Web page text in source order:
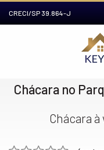
CRECI/SP 39.864-J
Chácara no
Chácara